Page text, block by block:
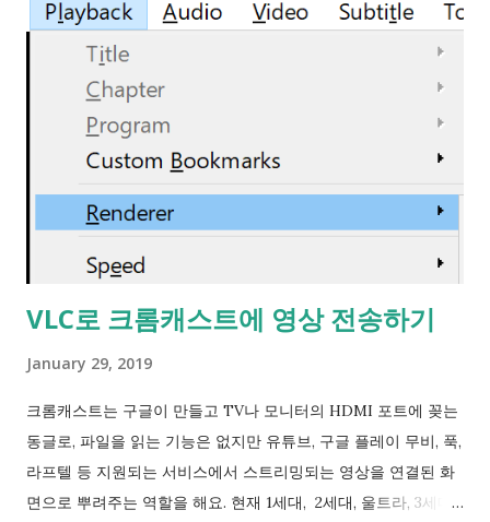
&인터넷 - 상태 - 어댑터 설정 변경 누르면 나오는 창에 '네트워
크 연결'의 이름입니다. 예> 로컬 영역 연결 하지만 이 방법은
Wi-Fi를 바꾸거나 끊어야할 때 다시 설정을 바꿔야한다는 것이
죠. 설정을 원래대로 돌릴 땐 netsh wlan set autoconfig
enabled= yes interface=" Wi-Fi " 입니다. no를 yes로 바꾸세
요. 실행직후 지금까지 연결되어있었던 Wi-Fi랑은 연결이 끊어
지며 Wi-Fi AP검색이 실행돼 다시 접속하게 됩니다. 출처 타래
https://mobile.twitter.com/LaruYan/status/1144792372481
363969 ------------------------------ 2019-07-07 그래서
랜카드별로 Roaming Sensitivity (로밍 민감성), Roaming
Mode 설정이 있는건데 이 서피스에는 관련 설정이 전혀 없네요.
(?) ...
VLC로 크롬캐스트에 영상 전송하기
January 29, 2019
크롬캐스트는 구글이 만들고 TV나 모니터의 HDMI 포트에 꽂는
동글로, 파일을 읽는 기능은 없지만 유튜브, 구글 플레이 무비, 푹,
라프텔 등 지원되는 서비스에서 스트리밍되는 영상을 연결된 화
면으로 뿌려주는 역할을 해요. 현재 1세대, 2세대, 울트라, 3세대